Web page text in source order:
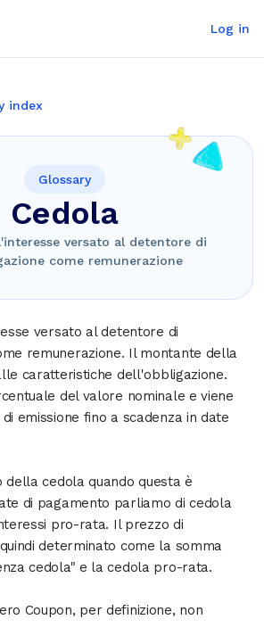
Log in
index
Glossary
Cedola
versato al detentore di
come remunerazione
versato al detentore di
remunerazione. Il montante della
caratteristiche dell'obbligazione.
del valore nominale e viene
emissione fino a scadenza in date
della cedola quando questa è
di pagamento parliamo di cedola
pro-rata. Il prezzo di
determinato come la somma
cedola" e la cedola pro-rata.
Coupon, per definizione, non